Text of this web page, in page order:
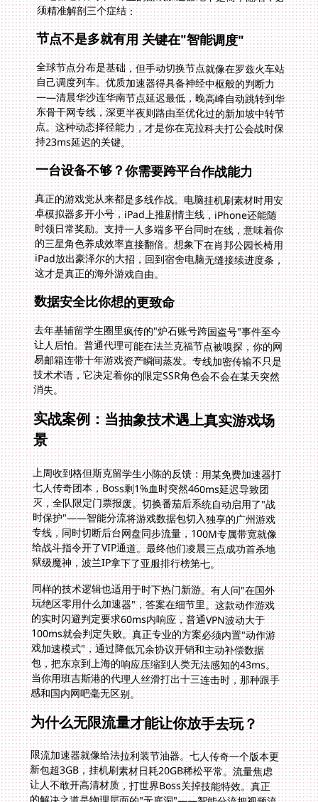
须精准解剖三个症结：
节点不是多就有用 关键在"智能调度"
全球节点分布是基础，但手动切换节点就像在罗兹火车站
自己调度列车。优质加速器得具备神经中枢般的判断力
——清晨华沙连华南节点延迟最低，晚高峰自动跳转到华
东骨干网专线，深更半夜则路由至优化过的新加坡中转节
点。这种动态择径能力，才是你在克拉科夫打公会战时保
持23ms延迟的关键。
一台设备不够？你需要跨平台作战能力
真正的游戏党从来都是多线作战。电脑挂机刷素材时用安
卓模拟器多开小号，iPad上推剧情主线，iPhone还能随
时领日常奖励。支持一人多端多平台同时在线，意味着你
的三星角色养成效率直接翻倍。想象下在肖邦公园长椅用
iPad放出豪泽尔的大招，回到宿舍电脑无缝接续进度条，
这才是真正的海外游戏自由。
数据安全比你想的更致命
去年基辅留学生圈里疯传的"炉石账号跨国盗号"事件至今
让人后怕。普通代理可能在法兰克福节点被嗅探，你的网
易邮箱连带十年游戏资产瞬间蒸发。专线加密传输不只是
技术术语，它决定着你的限定SSR角色会不会在某天突然
消失。
实战案例：当抽象技术遇上真实游戏场
景
上周收到格但斯克留学生小陈的反馈：用某免费加速器打
七人传奇团本，Boss剩1%血时突然460ms延迟导致团
灭，全队限定门票报废。切换番茄后系统自动启用了"战
时保护"——智能分流将游戏数据包切入独享的广州游戏
专线，同时切断后台网盘同步流量，100M专属带宽就像
给战斗指令开了VIP通道。最终他们凌晨三点成功首杀地
狱级魔神，波兰IP拿下了亚服排行榜第七。
同样的技术逻辑也适用于时下热门新游。有人问"在国外
玩绝区零用什么加速器"，答案在细节里。这款动作游戏
的实时闪避判定要求60ms内响应，普通VPN波动大于
100ms就会判定失败。真正专业的方案必须内置"动作游
戏加速模式"，通过降低冗余协议开销和主动补偿数据
包，把东京到上海的响应压缩到人类无法感知的43ms。
当你用班吉斯港的代理人丝滑打出十三连击时，那种跟手
感和国内网吧毫无区别。
为什么无限流量才能让你放手去玩？
限流加速器就像给法拉利装节油器。七人传奇一个版本更
新包超3GB，挂机刷素材日耗20GB稀松平常。流量焦虑
让人不敢开高清材质，打世界Boss关掉技能特效。真正
的解决之道是物理层面的"无底洞"——智能分流把视频流
量导向普通线路，而每帧画面都关乎胜负的游戏数据，永